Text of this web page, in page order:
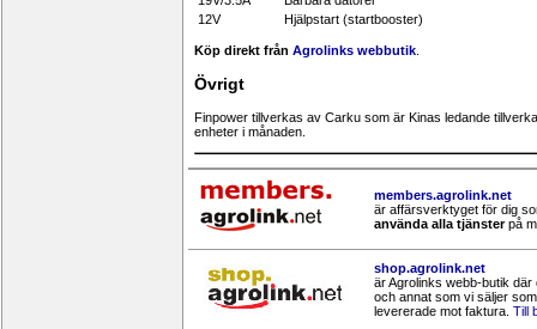
12V
Hjälpstart (startbooster)
Köp direkt från Agrolinks webbutik
Övrigt
Finpower tillverkas av Carku som är Kinas ledande
enheter i månaden.
members.agrolink.net
är affärsverktyget för dig
använda alla tjänsterpå
shop.agrolink.net
är Agrolinks webb-butik
och annat som vi säljer
levererade mot faktura. Till